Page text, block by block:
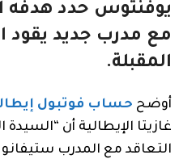
يوفنتوس حدد هدفه
مع مدرب جديد يقود
المقبلة.
أوضح حساب فوتبول
غازيتا الإيطالية أن
التعاقد مع المدرب ستيفانو